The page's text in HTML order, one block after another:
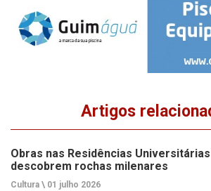
Artigos
Obras nas Residências
descobrem rochas milenares
Cultura \ 01 julho 2026